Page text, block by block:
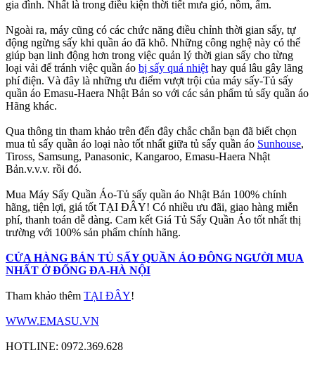
gia đình. Nhất là trong điều kiện thời tiết mưa gió, nồm, ẩm.
Ngoài ra, máy cũng có các chức năng điều chỉnh thời gian sấy, tự
động ngừng sấy khi quần áo đã khô. Những công nghệ này có thể
giúp bạn linh động hơn trong việc quản lý thời gian sấy cho từng
loại vải để tránh việc quần áo bị sấy quá nhiệt hay quá lâu gây lãng
phí điện. Và đây là những ưu điểm vượt trội của máy sấy-Tủ sấy
quần áo Emasu-Haera Nhật Bản so với các sản phẩm tủ sấy quần áo
Hãng khác.
Qua thông tin tham khảo trên đến đây chắc chắn bạn đã biết chọn
mua tủ sấy quần áo loại nào tốt nhất giữa tủ sấy quần áo Sunhouse,
Tiross, Samsung, Panasonic, Kangaroo, Emasu-Haera Nhật
Bản.v.v.v. rồi đó.
Mua Máy Sấy Quần Áo-Tủ sấy quần áo Nhật Bản 100% chính
hãng, tiện lợi, giá tốt TẠI ĐÂY! Có nhiều ưu đãi, giao hàng miễn
phí, thanh toán dễ dàng. Cam kết Giá Tủ Sấy Quần Áo tốt nhất thị
trường với 100% sản phẩm chính hãng.
CỬA HÀNG BÁN TỦ SẤY QUẦN ÁO ĐÔNG NGƯỜI MUA
NHẤT Ở ĐỐNG ĐA-HÀ NỘI
Tham khảo thêm TẠI ĐÂY!
WWW.EMASU.VN
HOTLINE: 0972.369.628